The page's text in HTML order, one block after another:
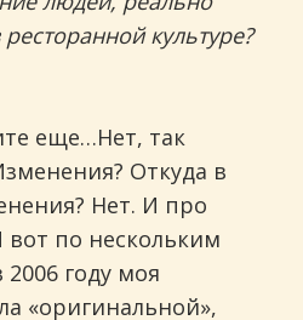
культуре?
еще…Нет, так
Откуда в
Нет. И про
вот по нескольким
году моя
«оригинальной»,